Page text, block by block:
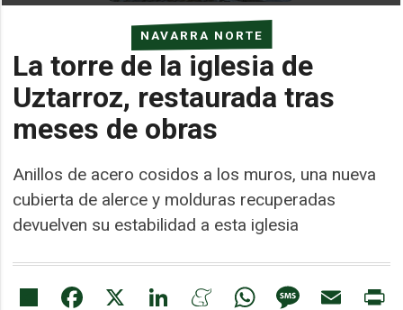
NAVARRA NORTE
La torre de la iglesia de
Uztarroz, restaurada tras
meses de obras
Anillos de acero cosidos a los muros, una nueva
cubierta de alerce y molduras recuperadas
devuelven su estabilidad a esta iglesia
Share Facebook LinkedIn MeneameWhatsAppMessageEmail